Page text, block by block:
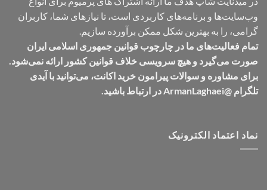
وب‌سایت‌ها و برنامه‌های کاربردی است، تا نیازهای شما، کاربران
گرامی، را به بهترین شکل ممکن برآورده سازیم.
تمام فعالیت‌های ما در چارچوب قوانین جمهوری اسلامی ایران
صورت می‌گیرد و هیچ سرویسی خلاف قوانین کشور ارائه نمی‌شود.
برای مشاوره و سوالات پیرامون خرید اکانت، می‌توانید با آیدی
تلگرام @ArmanLaghaei در ارتباط باشید.
نماد اعتماد الکترونیک